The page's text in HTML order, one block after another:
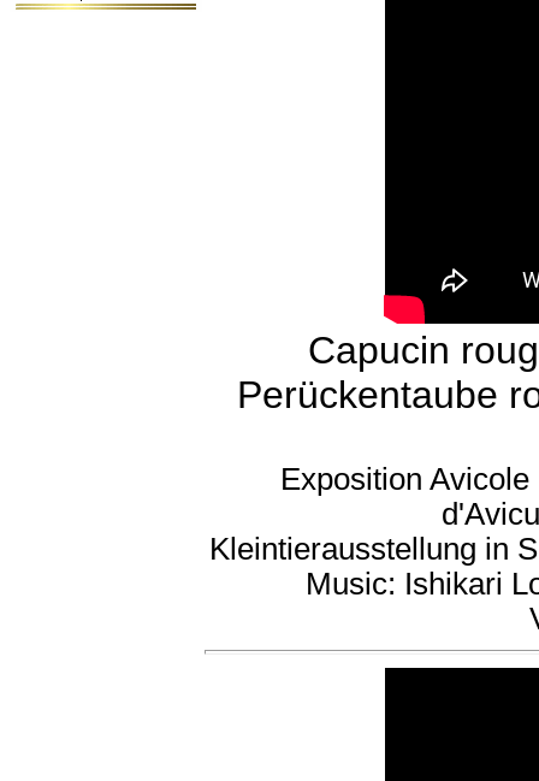
Capucin
Perückentaube
Exposition
Kleintierausstellung in
Music: Ishikari